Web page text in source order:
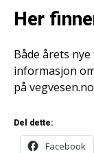
Her
Både årets
informasjon
på
Del dette:
Facebook